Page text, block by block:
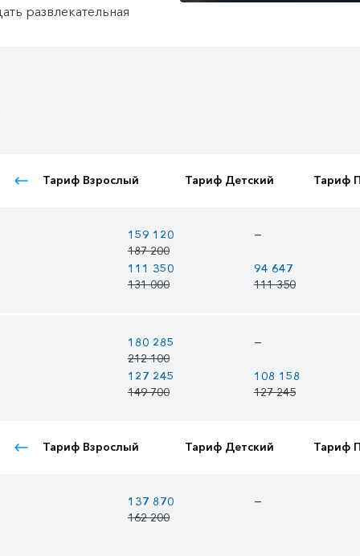
развлекательная
Тариф Взрослый Тариф Детский Тариф
159 120
187 200
—
111 350
131 000
94 647
111 350
180 285
212 100
—
127 245
149 700
108 158
127 245
Тариф Взрослый Тариф Детский Тариф
137 870
162 200
—